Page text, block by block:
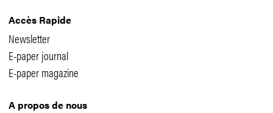
Accès Rapide
Newsletter
E-paper journal
E-paper magazine
A propos de nous